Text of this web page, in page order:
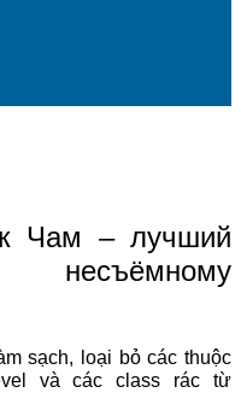
Чам – лучший
sạch, loại bỏ các thuộc
và các class rác từ